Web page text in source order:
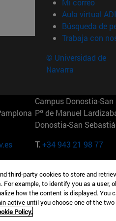
Mi correo
Aula virtual ADI
Búsqueda de
Trabaja con
© Universidad de
Navarra
Campus Donostia-
Pº de Manuel
Donostia-San
T.+34 943 21 98 77
165 W 57th St 10019-
EE.UU
T.+1 646 346 8850
third-party cookies to store and
example, to identify you as a user,
how the content is displayed. You
active until you choose one of the
Policy.